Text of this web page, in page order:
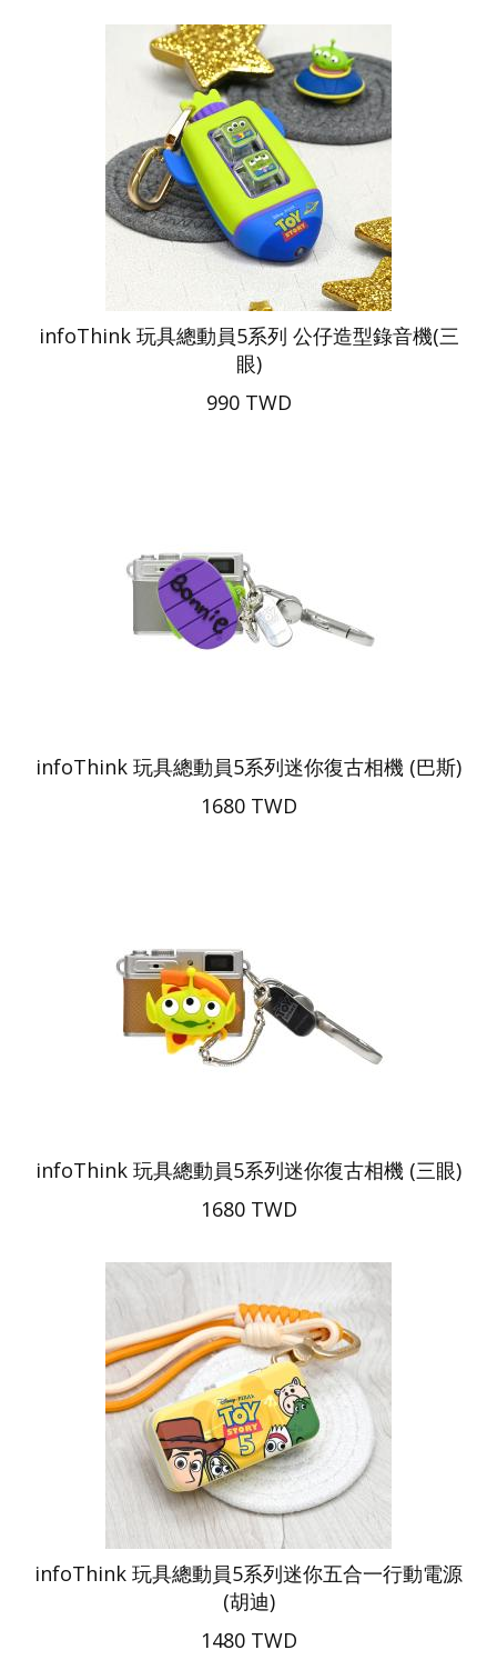
infoThink 玩具總動員5系列 公仔造型錄音機(三
眼)
990 TWD
infoThink 玩具總動員5系列迷你復古相機 (巴斯)
1680 TWD
infoThink 玩具總動員5系列迷你復古相機 (三眼)
1680 TWD
infoThink 玩具總動員5系列迷你五合一行動電源
(胡迪)
1480 TWD